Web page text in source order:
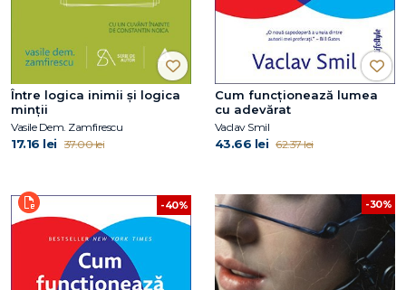
Între logica inimii şi logica
minţii
Vasile Dem. Zamfirescu
17.16 lei 37.00 lei
Cum funcționează lumea
cu adevărat
Vaclav Smil
43.66 lei 62.37 lei
-40% -30%